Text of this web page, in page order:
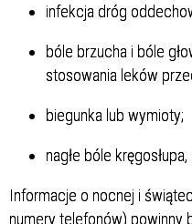
infekcja dróg
bóle brzucha i bóle
stosowania leków
biegunka lub wymioty;
nagłe bóle
Informacje o nocnej i
numery telefonów) powinny